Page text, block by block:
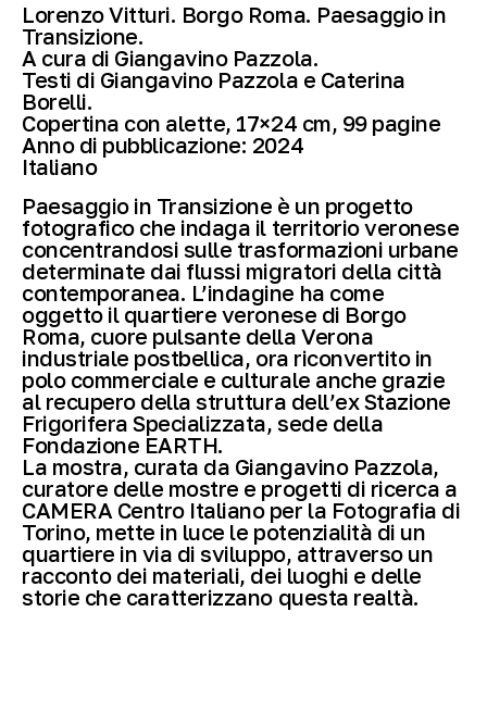
Lorenzo Vitturi. Borgo Roma. Paesaggio in
Transizione.
A cura di Giangavino Pazzola.
Testi di Giangavino Pazzola e Caterina
Borelli.
Copertina con alette, 17×24 cm, 99 pagine
Anno di pubblicazione: 2024
Italiano
Paesaggio in Transizione è un progetto
fotografico che indaga il territorio veronese
concentrandosi sulle trasformazioni urbane
determinate dai flussi migratori della città
contemporanea. L’indagine ha come
oggetto il quartiere veronese di Borgo
Roma, cuore pulsante della Verona
industriale postbellica, ora riconvertito in
polo commerciale e culturale anche grazie
al recupero della struttura dell’ex Stazione
Frigorifera Specializzata, sede della
Fondazione EARTH.
La mostra, curata da Giangavino Pazzola,
curatore delle mostre e progetti di ricerca a
CAMERA Centro Italiano per la Fotografia di
Torino, mette in luce le potenzialità di un
quartiere in via di sviluppo, attraverso un
racconto dei materiali, dei luoghi e delle
storie che caratterizzano questa realtà.